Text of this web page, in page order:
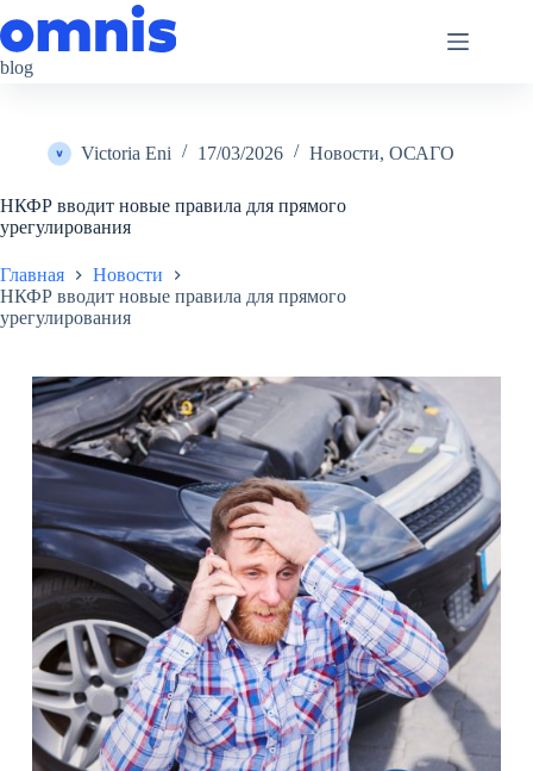
к
сути
blog
Victoria Eni 17/03/2026 Новости, ОСАГО
НКФР вводит новые правила для прямого
урегулирования
Главная
Новости
НКФР вводит новые правила для прямого
урегулирования